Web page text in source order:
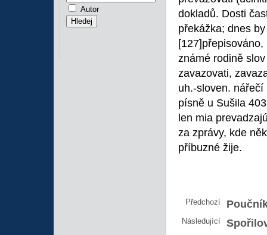
dokladů. Dosti
překážka; dnes
známé rodině
zavazovati,
uh.-sloven.
písně u Sušila
len mia
za zprávy, kde
příbuzné žije.
Předchozí
Následující
Autor